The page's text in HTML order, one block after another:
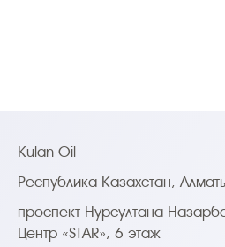
Kulan Oil
Республика Казахстан,
проспект Нурсултана
Центр «STAR», 6 этаж